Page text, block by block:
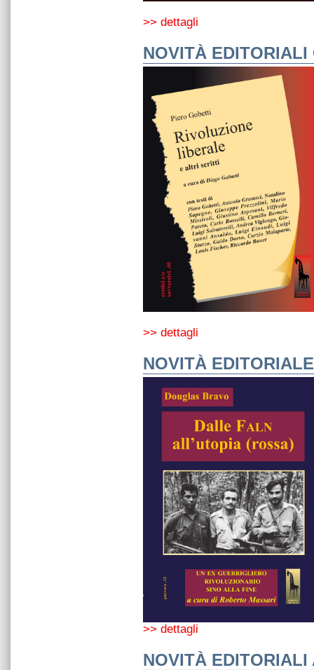
>> dettagli
NOVITÀ EDITORIALI
>> dettagli
NOVITÀ
>> dettagli
NOVITÀ EDITORIALI